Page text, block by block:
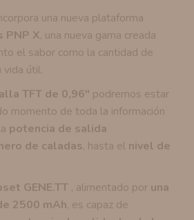
una nueva plataforma
PNP X, una nueva gama creada
el sabor como la cantidad de
vida útil.
TFT de 0,96" podremos estar
momento de toda la información
potencia de salida
de caladas, hasta el nivel de
GENE.TT , alimentado por una
2500 mAh, es capaz de